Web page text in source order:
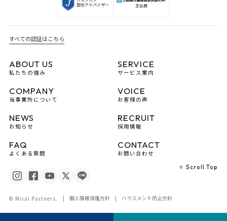
Scroll Top
すべての認証はこちら
ABOUT US
私たちの強み
SERVICE
サービス案内
COMPANY
当事業所について
VOICE
お客様の声
NEWS
お知らせ
RECRUIT
採用情報
FAQ
よくある質問
CONTACT
お問い合わせ
© Mirai Partners. 個人情報保護方針 ハラスメント防止方針